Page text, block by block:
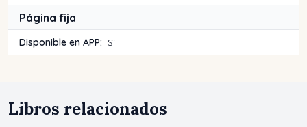
Página fija
Disponible en APP: Sí
Libros relacionados